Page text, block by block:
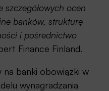
szczegółowych ocen
banków, strukturę
i pośrednictwo
Finance Finland.
na banki obowiązki w
wynagradzania